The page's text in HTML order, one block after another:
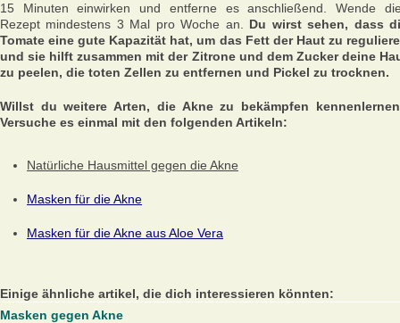
15 Minuten einwirken und entferne es anschließend. Wende
Rezept mindestens 3 Mal pro Woche an. Du wirst sehen, dass
Tomate eine gute Kapazität hat, um das Fett der Haut zu
und sie hilft zusammen mit der Zitrone und dem Zucker deine
zu peelen, die toten Zellen zu entfernen und Pickel zu trocknen.
Willst du weitere Arten, die Akne zu bekämpfen
Versuche es einmal mit den folgenden Artikeln:
Natürliche Hausmittel gegen die Akne
Masken für die Akne
Masken für die Akne aus Aloe Vera
Einige ähnliche artikel, die dich interessieren könnten:
Masken gegen Akne